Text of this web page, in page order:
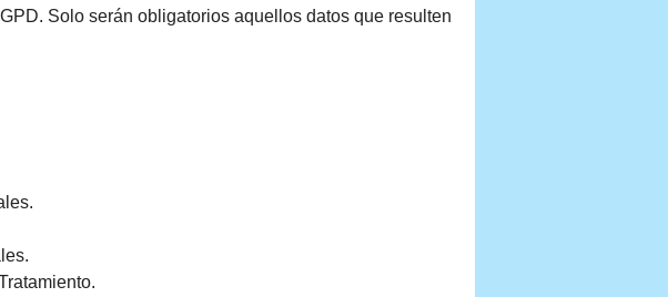
Solo serán obligatorios aquellos datos que resulten